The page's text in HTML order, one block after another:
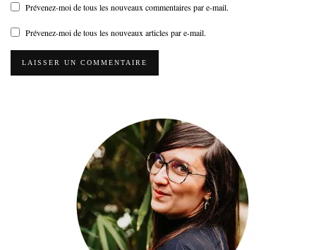
Prévenez-moi de tous les nouveaux commentaires par e-mail.
Prévenez-moi de tous les nouveaux articles par e-mail.